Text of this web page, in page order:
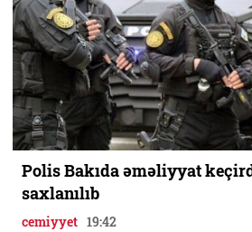
Polis Bakıda əməliyyat
saxlanılıb
cemiyyet 19:42